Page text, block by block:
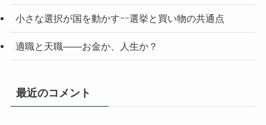
小さな選択が国を動かすｰｰ選挙と買い物の共通点
適職と天職――お金か、人生か？
最近のコメント